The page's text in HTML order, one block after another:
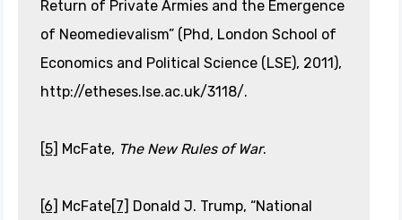
Return of Private Armies and the Emergence
of Neomedievalism” (Phd, London School of
Economics and Political Science (LSE), 2011),
http://etheses.lse.ac.uk/3118/.
[5] McFate, The New Rules of War.
[6] McFate[7] Donald J. Trump, “National